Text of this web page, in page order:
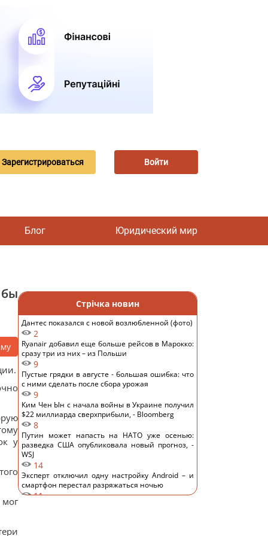
Зарегистрироваться Войти
Блог Юридический мир
у
мог
Стрічка новин
Дантес показался с новой возлюбленной (фото)
2
Ryanair добавил еще больше рейсов в Марокко:
сразу три из них – из Польши
9
Пустые грядки в августе - большая ошибка: что
с ними сделать после сбора урожая
9
Ким Чен Ын с начала войны в Украине получил
$22 миллиарда сверхприбыли, - Bloomberg
8
Путин может напасть на НАТО уже осенью:
разведка США опубликовала новый прогноз, -
WSJ
14
Эксперт отключил одну настройку Android – и
смартфон перестал разряжаться ночью
11